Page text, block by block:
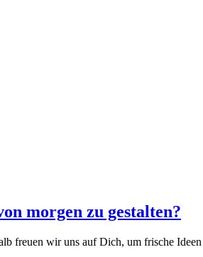
morgen zu gestalten?
freuen wir uns auf Dich, um frische